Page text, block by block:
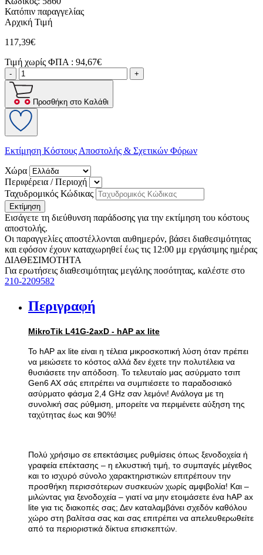
Κατόπιν παραγγελίας
Αρχική Τιμή
117,39€
Τιμή χωρίς ΦΠΑ : 94,67€
- +
Προσθήκη στο Καλάθι
Εκτίμηση Κόστους Αποστολής & Σχετικών Φόρων
Χώρα
Περιφέρεια / Περιοχή
Ταχυδρομικός Κώδικας
Εκτίμηση
Εισάγετε τη διεύθυνση παράδοσης για την εκτίμηση του κόστους
αποστολής.
Οι παραγγελίες αποστέλλονται αυθημερόν, βάσει διαθεσιμότητας
και εφόσον έχουν καταχωρηθεί έως τις 12:00 μμ εργάσιμης ημέρας
ΔΙΑΘΕΣΙΜΟΤΗΤΑ
Για ερωτήσεις διαθεσιμότητας μεγάλης ποσότητας, καλέστε στο
210-2209582
Περιγραφή
MikroTik L41G-2axD - hAP ax lite
Το hAP ax lite είναι η τέλεια μικροσκοπική λύση όταν πρέπει
να μειώσετε το κόστος αλλά δεν έχετε την πολυτέλεια να
θυσιάσετε την απόδοση. Το τελευταίο μας ασύρματο τσιπ
Gen6 AX σάς επιτρέπει να συμπιέσετε το παραδοσιακό
ασύρματο φάσμα 2,4 GHz σαν λεμόνι! Ανάλογα με τη
συνολική σας ρύθμιση, μπορείτε να περιμένετε αύξηση της
ταχύτητας έως και 90%!
Πολύ χρήσιμο σε επεκτάσιμες ρυθμίσεις όπως ξενοδοχεία ή
γραφεία επέκτασης – η ελκυστική τιμή, το συμπαγές μέγεθος
και το ισχυρό σύνολο χαρακτηριστικών επιτρέπουν την
προσθήκη περισσότερων συσκευών χωρίς αμφιβολία! Και –
μιλώντας για ξενοδοχεία – γιατί να μην ετοιμάσετε ένα hAP ax
lite για τις διακοπές σας; Δεν καταλαμβάνει σχεδόν καθόλου
χώρο στη βαλίτσα σας και σας επιτρέπει να απελευθερωθείτε
από τα περιοριστικά δίκτυα επισκεπτών.